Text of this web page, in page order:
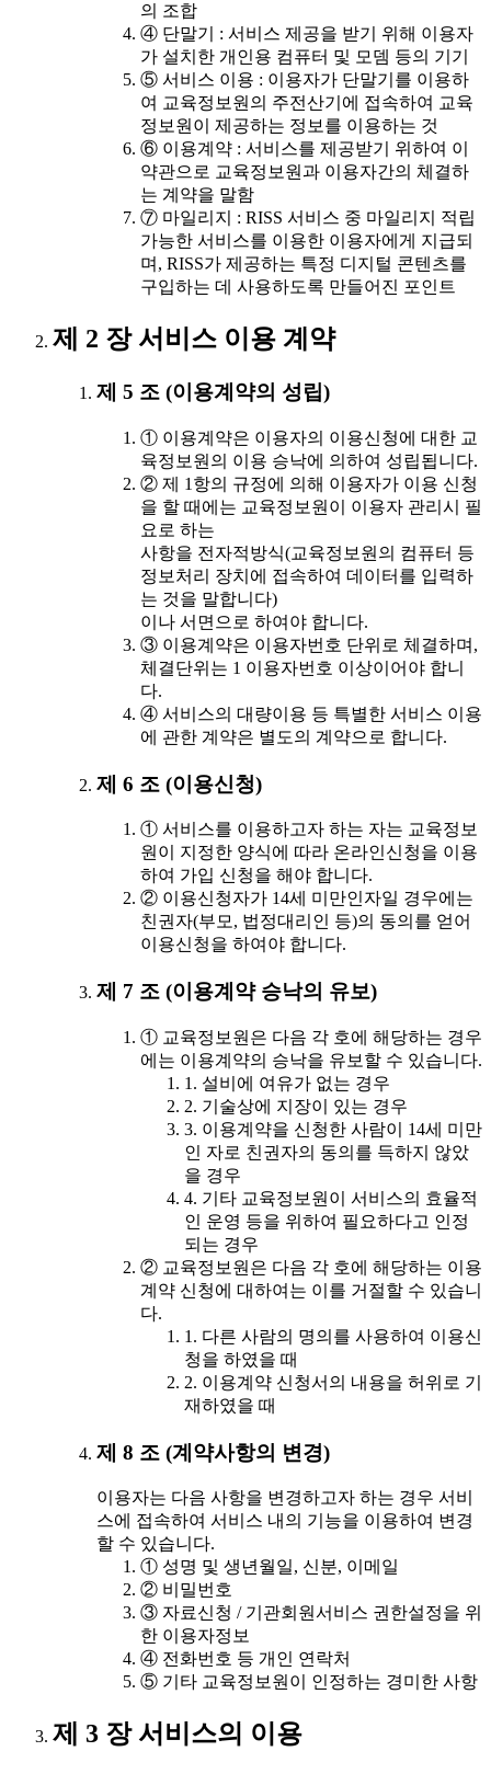
의 조합
④ 단말기 : 서비스 제공을 받기 위해 이용자
가 설치한 개인용 컴퓨터 및 모뎀 등의 기기
⑤ 서비스 이용 : 이용자가 단말기를 이용하
여 교육정보원의 주전산기에 접속하여 교육
정보원이 제공하는 정보를 이용하는 것
⑥ 이용계약 : 서비스를 제공받기 위하여 이
약관으로 교육정보원과 이용자간의 체결하
는 계약을 말함
⑦ 마일리지 : RISS 서비스 중 마일리지 적립
가능한 서비스를 이용한 이용자에게 지급되
며, RISS가 제공하는 특정 디지털 콘텐츠를
구입하는 데 사용하도록 만들어진 포인트
제 2 장 서비스 이용 계약
제 5 조 (이용계약의 성립)
① 이용계약은 이용자의 이용신청에 대한 교
육정보원의 이용 승낙에 의하여 성립됩니다.
② 제 1항의 규정에 의해 이용자가 이용 신청
을 할 때에는 교육정보원이 이용자 관리시 필
요로 하는
사항을 전자적방식(교육정보원의 컴퓨터 등
정보처리 장치에 접속하여 데이터를 입력하
는 것을 말합니다)
이나 서면으로 하여야 합니다.
③ 이용계약은 이용자번호 단위로 체결하며,
체결단위는 1 이용자번호 이상이어야 합니
다.
④ 서비스의 대량이용 등 특별한 서비스 이용
에 관한 계약은 별도의 계약으로 합니다.
제 6 조 (이용신청)
① 서비스를 이용하고자 하는 자는 교육정보
원이 지정한 양식에 따라 온라인신청을 이용
하여 가입 신청을 해야 합니다.
② 이용신청자가 14세 미만인자일 경우에는
친권자(부모, 법정대리인 등)의 동의를 얻어
이용신청을 하여야 합니다.
제 7 조 (이용계약 승낙의 유보)
① 교육정보원은 다음 각 호에 해당하는 경우
에는 이용계약의 승낙을 유보할 수 있습니다.
1. 설비에 여유가 없는 경우
2. 기술상에 지장이 있는 경우
3. 이용계약을 신청한 사람이 14세 미만
인 자로 친권자의 동의를 득하지 않았
을 경우
4. 기타 교육정보원이 서비스의 효율적
인 운영 등을 위하여 필요하다고 인정
되는 경우
② 교육정보원은 다음 각 호에 해당하는 이용
계약 신청에 대하여는 이를 거절할 수 있습니
다.
1. 다른 사람의 명의를 사용하여 이용신
청을 하였을 때
2. 이용계약 신청서의 내용을 허위로 기
재하였을 때
제 8 조 (계약사항의 변경)
이용자는 다음 사항을 변경하고자 하는 경우 서비
스에 접속하여 서비스 내의 기능을 이용하여 변경
할 수 있습니다.
① 성명 및 생년월일, 신분, 이메일
② 비밀번호
③ 자료신청 / 기관회원서비스 권한설정을 위
한 이용자정보
④ 전화번호 등 개인 연락처
⑤ 기타 교육정보원이 인정하는 경미한 사항
제 3 장 서비스의 이용